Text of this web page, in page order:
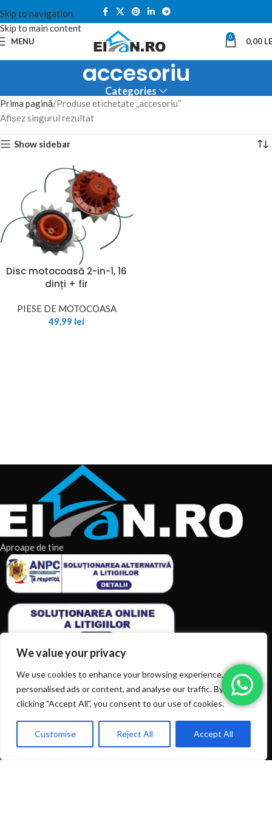
We value your privacy
We use cookies to enhance your browsing experience, serve
personalised ads or content, and analyse our traffic. By
clicking "Accept All", you consent to our use of cookies.
Customise Reject All Accept All
Ai intrebări? Sună la: +40720366616
Skip to navigation
Skip to main content
MENU 0 0,00
accesoriu
Categories
Prima pagină Produse etichetate „accesoriu”
Afișez singurul rezultat
Show sidebar
Disc motocoasă 2-in-1, 16
dinți + fir
PIESE DE MOTOCOASA
49,99 lei
Aproape de tine
ARTICOLE RECENTE
TERMENI & CONDITII
CATEGORII DE PRODUSE
0